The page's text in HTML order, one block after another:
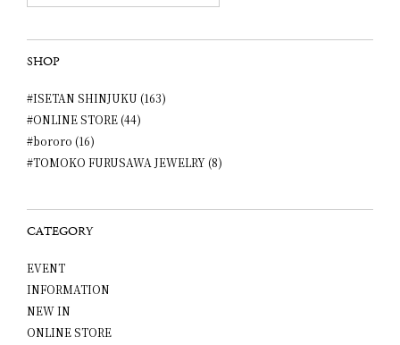
SHOP
#ISETAN SHINJUKU (163)
#ONLINE STORE (44)
#bororo (16)
#TOMOKO FURUSAWA JEWELRY (8)
CATEGORY
EVENT
INFORMATION
NEW IN
ONLINE STORE